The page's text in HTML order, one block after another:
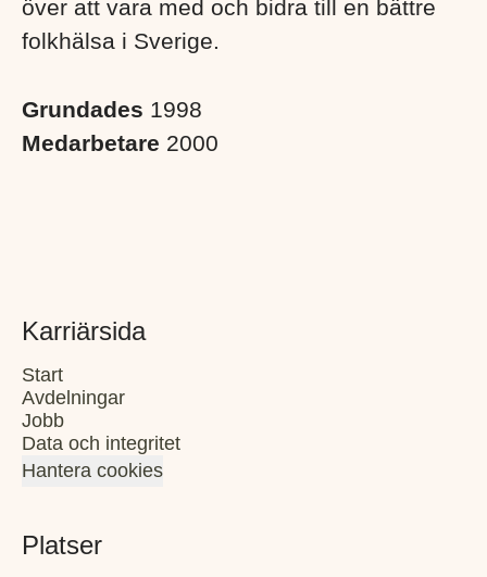
över att vara med och bidra till en bättre
folkhälsa i Sverige. ​
Grundades 1998
Medarbetare 2000
Karriärsida
Start
Avdelningar
Jobb
Data och integritet
Hantera cookies
Platser